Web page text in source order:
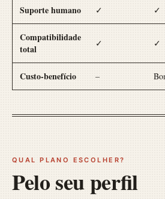
Suporte humano ✓ ✓
Compatibilidade
total
✓ ✓
Custo-benefício –
QUAL PLANO ESCOLHER?
Pelo seu perfil